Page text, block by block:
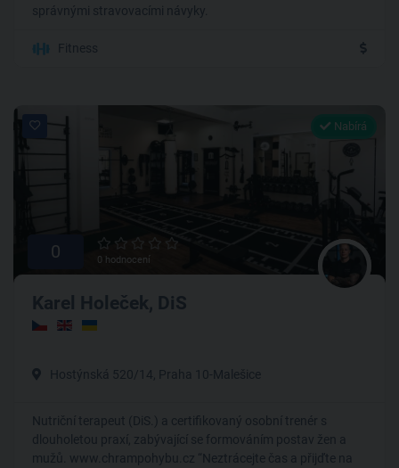
správnými stravovacími návyky.
Fitness
Nabírá
0 0 hodnocení
Karel Holeček, DiS
Hostýnská 520/14, Praha 10-Malešice
Nutriční terapeut (DiS.) a certifikovaný osobní trenér s
dlouholetou praxí, zabývající se formováním postav žen a
mužů. www.chrampohybu.cz “Neztrácejte čas a přijďte na